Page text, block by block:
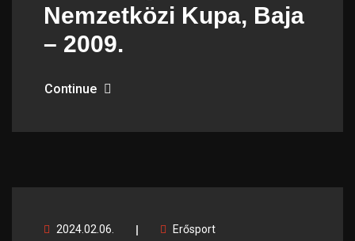
Nemzetközi Kupa, Baja
– 2009.
Continue
2024.02.06. Erősport